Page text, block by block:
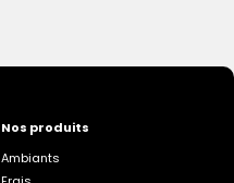
Nos produits
Ambiants